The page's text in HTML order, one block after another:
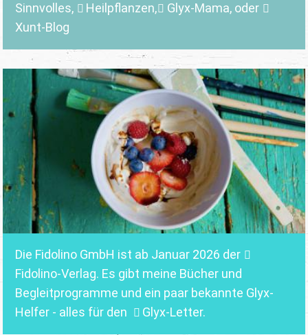
Sinnvolles, Heilpflanzen, Glyx-Mama,oder
Xunt-Blog
Die Fidolino GmbH ist ab Januar 2026 der
Fidolino-Verlag. Es gibt meine Bücher und
Begleitprogramme und ein paar bekannte Glyx-
Helfer - alles für den
Glyx-Letter.